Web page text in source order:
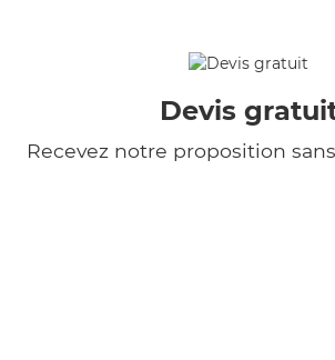
Devis
Recevez notre proposition